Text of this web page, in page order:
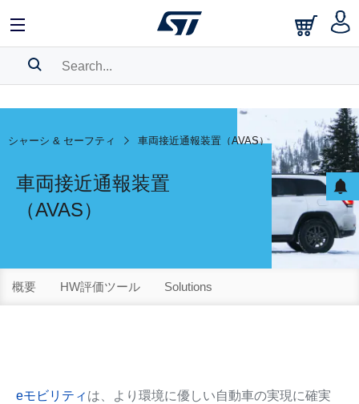
BOOKMARK
シャーシ & セーフティ 車両接近通報装置（AVAS）
車両接近通報装置
（AVAS）
概要 HW評価ツール Solutions
eモビリティ は、より環境に優しい自動車の実現に確実